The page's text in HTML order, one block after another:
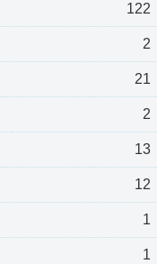
122
2
21
2
13
12
1
1